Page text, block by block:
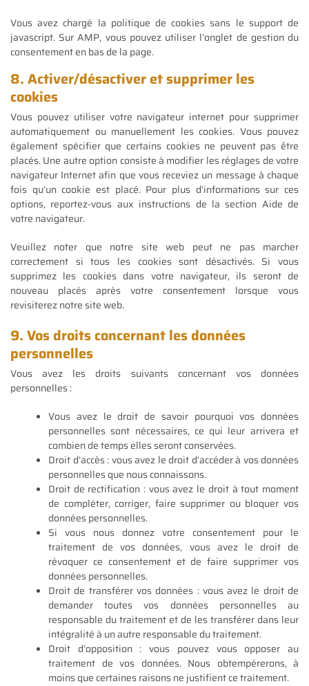
Vous avez chargé la politique de cookies sans le support de
javascript. Sur AMP, vous pouvez utiliser l’onglet de gestion du
consentement en bas de la page.
8. Activer/désactiver et supprimer les
cookies
Vous pouvez utiliser votre navigateur internet pour supprimer
automatiquement ou manuellement les cookies. Vous pouvez
également spécifier que certains cookies ne peuvent pas être
placés. Une autre option consiste à modifier les réglages de votre
navigateur Internet afin que vous receviez un message à chaque
fois qu’un cookie est placé. Pour plus d’informations sur ces
options, reportez-vous aux instructions de la section Aide de
votre navigateur.
Veuillez noter que notre site web peut ne pas marcher
correctement si tous les cookies sont désactivés. Si vous
supprimez les cookies dans votre navigateur, ils seront de
nouveau placés après votre consentement lorsque vous
revisiterez notre site web.
9. Vos droits concernant les données
personnelles
Vous avez les droits suivants concernant vos données
personnelles :
Vous avez le droit de savoir pourquoi vos données
personnelles sont nécessaires, ce qui leur arrivera et
combien de temps elles seront conservées.
Droit d’accès : vous avez le droit d’accéder à vos données
personnelles que nous connaissons.
Droit de rectification : vous avez le droit à tout moment
de compléter, corriger, faire supprimer ou bloquer vos
données personnelles.
Si vous nous donnez votre consentement pour le
traitement de vos données, vous avez le droit de
révoquer ce consentement et de faire supprimer vos
données personnelles.
Droit de transférer vos données : vous avez le droit de
demander toutes vos données personnelles au
responsable du traitement et de les transférer dans leur
intégralité à un autre responsable du traitement.
Droit d’opposition : vous pouvez vous opposer au
traitement de vos données. Nous obtempérerons, à
moins que certaines raisons ne justifient ce traitement.